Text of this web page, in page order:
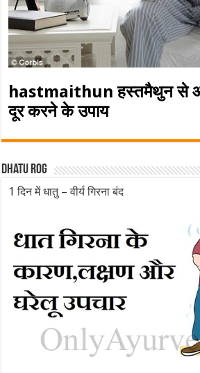
hastmaithun हस्तमैथुन से
दूर करने के उपाय
Dhatu rog
1 दिन में धातु – वीर्य गिरना बंद